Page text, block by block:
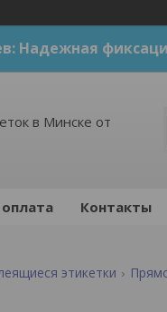
Надежная
в Минске от
Контакты
этикетки